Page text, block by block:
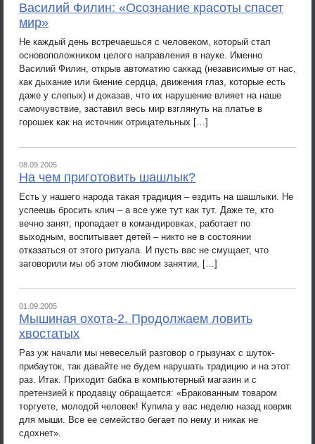
Василий Филин: «Осознание красоты спасет
мир»
Не каждый день встречаешься с человеком, который стал
основоположником целого направления в науке. Именно
Василий Филин, открыв автоматию саккад (независимые от нас,
как дыхание или биение сердца, движения глаз, которые есть
даже у слепых) и доказав, что их нарушение влияет на наше
самочувствие, заставил весь мир взглянуть на платье в
горошек как на источник отрицательных […]
08.09.2005
На чем приготовить шашлык?
Есть у нашего народа такая традиция – ездить на шашлыки. Не
успеешь бросить клич – а все уже тут как тут. Даже те, кто
вечно занят, пропадает в командировках, работает по
выходным, воспитывает детей – никто не в состоянии
отказаться от этого ритуала. И пусть вас не смущает, что
заговорили мы об этом любимом занятии, […]
01.09.2005
Мышиная охота-2. Продолжаем ловить
хвостатых
Раз уж начали мы невеселый разговор о грызунах с шуток-
прибауток, так давайте не будем нарушать традицию и на этот
раз. Итак. Приходит бабка в компьютерный магазин и с
претензией к продавцу обращается: «Бракованным товаром
торгуете, молодой человек! Купила у вас неделю назад коврик
для мыши. Все ее семейство бегает по нему и никак не
сдохнет».